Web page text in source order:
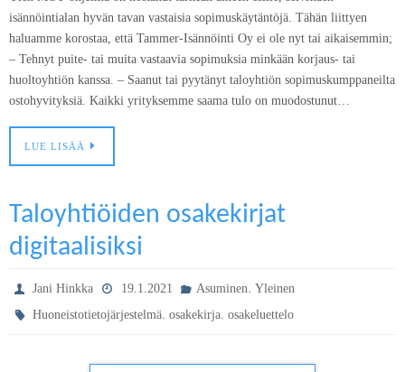
isännöintialan hyvän tavan vastaisia sopimuskäytäntöjä. Tähän liittyen
haluamme korostaa, että Tammer-Isännöinti Oy ei ole nyt tai aikaisemmin;
– Tehnyt puite- tai muita vastaavia sopimuksia minkään korjaus- tai
huoltoyhtiön kanssa. – Saanut tai pyytänyt taloyhtiön sopimuskumppaneilta
ostohyvityksiä. Kaikki yrityksemme saama tulo on muodostunut…
LUE LISÄÄ
Taloyhtiöiden osakekirjat
digitaalisiksi
Jani Hinkka 19.1.2021 Asuminen, Yleinen
Huoneistotietojärjestelmä,osakekirja,osakeluettelo